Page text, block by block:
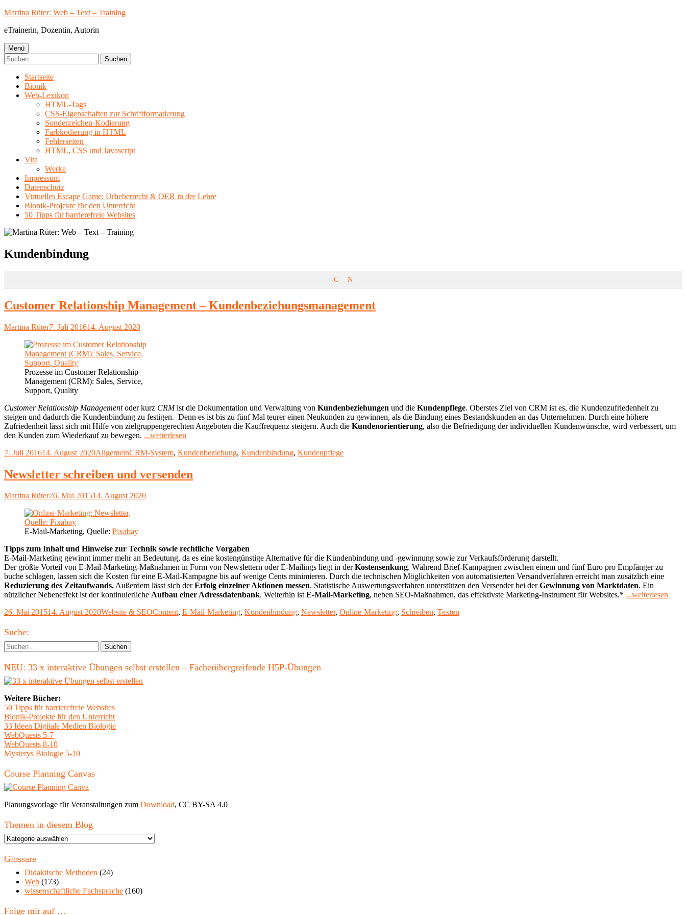
Springe
Inhalt
Martina Rüter: Web – Text – Training
eTrainerin, Dozentin, Autorin
Primäres
Menü
Menü
Suchen
nach:
Startseite
Bionik
Web-Lexikon
HTML-Tags
CSS-Eigenschaften zur Schriftformatierung
Sonderzeichen-Kodierung
Farbkodierung in HTML
Fehlerseiten
HTML, CSS und Javascript
Vita
Werke
Impressum
Datenschutz
Virtuelles Escape Game: Urheberrecht & OER in der Lehre
Bionik-Projekte für den Unterricht
50 Tipps für barrierefreie Websites
Schlagwort:
Kundenbindung
C N
Customer Relationship Management – Kundenbeziehungsmanagement
Autor
Martina RüterVeröffentlicht
7. Juli 201614. August 2020
Prozesse im Customer Relationship
Management (CRM): Sales, Service,
Support, Quality
Customer Relationship Managementoder kurz CRMist die Dokumentation und Verwaltung von Kundenbeziehungen und die Kundenpflege. Oberstes Ziel von CRM ist es, die Kundenzufriedenheit zu
steigen und dadurch die Kundenbindung zu festigen. Denn es ist bis zu fünf Mal teurer einen Neukunden zu gewinnen, als die Bindung eines Bestandskunden an das Unternehmen. Durch eine höhere
Zufriedenheit lässt sich mit Hilfe von zielgruppengerechten Angeboten die Kauffrequenz steigern. Auch die Kundenorientierung, also die Befriedigung der individuellen Kundenwünsche, wird verbessert, um
den Kunden zum Wiederkauf zu bewegen. ...weiterlesen
Management
Kundenbeziehungsmanagement"
Veröffentlicht
7. Juli 201614. August 2020Kategorien
AllgemeinSchlagwörter
CRM-System, Kundenbeziehung, Kundenbindung, Kundenpflege
Newsletter schreiben und versenden
Autor
Martina RüterVeröffentlicht
26. Mai 201514. August 2020
E-Mail-Marketing, Quelle: Pixabay
Tipps zum Inhalt und Hinweise zur Technik sowie rechtliche Vorgaben
E-Mail-Marketing gewinnt immer mehr an Bedeutung, da es eine kostengünstige Alternative für die Kundenbindung und -gewinnung sowie zur Verkaufsförderung darstellt.
Der größte Vorteil von E-Mail-Marketing-Maßnahmen in Form von Newslettern oder E-Mailings liegt in derKostensenkung. Während Brief-Kampagnen zwischen einem und fünf Euro pro Empfänger zu
buche schlagen, lassen sich die Kosten für eine E-Mail-Kampagne bis auf wenige Cents minimieren. Durch die technischen Möglichkeiten von automatisierten Versandverfahren erreicht man zusätzlich eine
Reduzierung des Zeitaufwands.Außerdem lässt sich derErfolg einzelner Aktionen messen. Statistische Auswertungsverfahren unterstützen den Versender bei derGewinnung von Marktdaten. Ein
nützlicher Nebeneffekt ist der kontinuierliche Aufbau einer Adressdatenbank. Weiterhin istE-Mail-Marketing, neben SEO-Maßnahmen, das effektivste Marketing-Instrument für Websites.* ...weiterlesen
Veröffentlicht
26. Mai 201514. August 2020Kategorien
Website & SEOSchlagwörter
Content, E-Mail-Marketing, Kundenbindung, Newsletter, Online-Marketing, Schreiben, Texten
Haupt-
Seitenleiste
Suche:
Suchen
nach:
NEU: 33 x interaktive Übungen selbst erstellen – Fächerübergreifende H5P-Übungen
Weitere Bücher:
50 Tipps für barrierefreie Websites
Bionik-Projekte für den Unterricht
33 Ideen Digitale Medien Biologie
WebQuests 5-7
WebQuests 8-10
Mysterys Biologie 5-10
Course Planning Canvas
Planungsvorlage für Veranstaltungen zum Download, CC BY-SA 4.0
Themen in diesem Blog
Themen
diesem
Glossare
Didaktische Methoden (24)
Web (173)
wissenschaftliche Fachsprache (160)
Folge mir auf …